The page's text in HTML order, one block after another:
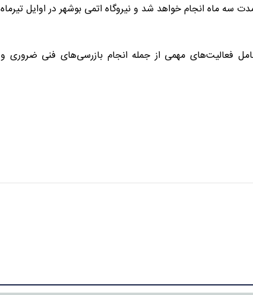
سه ماه انجام خواهد شد و نیروگاه اتمی بوشهر در اوایل تیرماه
فعالیت‌های مهمی از جمله انجام بازرسی‌های فنی ضروری و